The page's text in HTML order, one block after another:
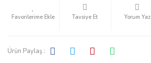
Tavsiye Et Yorum Yaz
Ürün Paylaş :